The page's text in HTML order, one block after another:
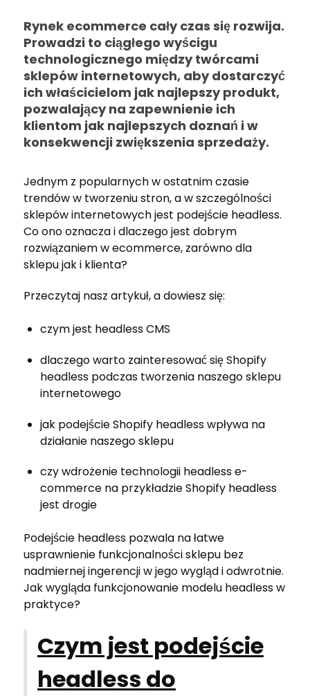
Rynek ecommerce cały czas się rozwija.
Prowadzi to ciągłego wyścigu
technologicznego między twórcami
sklepów internetowych, aby dostarczyć
ich właścicielom jak najlepszy produkt,
pozwalający na zapewnienie ich
klientom jak najlepszych doznań i w
konsekwencji zwiększenia sprzedaży.
Jednym z popularnych w ostatnim czasie
trendów w tworzeniu stron, a w szczególności
sklepów internetowych jest podejście headless.
Co ono oznacza i dlaczego jest dobrym
rozwiązaniem w ecommerce, zarówno dla
sklepu jak i klienta?
Przeczytaj nasz artykuł, a dowiesz się:
czym jest headless CMS
dlaczego warto zainteresować się Shopify
headless podczas tworzenia naszego sklepu
internetowego
jak podejście Shopify headless wpływa na
działanie naszego sklepu
czy wdrożenie technologii headless e-
commerce na przykładzie Shopify headless
jest drogie
Podejście headless pozwala na łatwe
usprawnienie funkcjonalności sklepu bez
nadmiernej ingerencji w jego wygląd i odwrotnie.
Jak wygląda funkcjonowanie modelu headless w
praktyce?
Czym jest podejście
headless do